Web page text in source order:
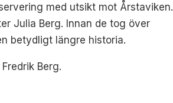
med utsikt mot Årstaviken.
Julia Berg. Innan de tog över
betydligt längre historia.
Berg.